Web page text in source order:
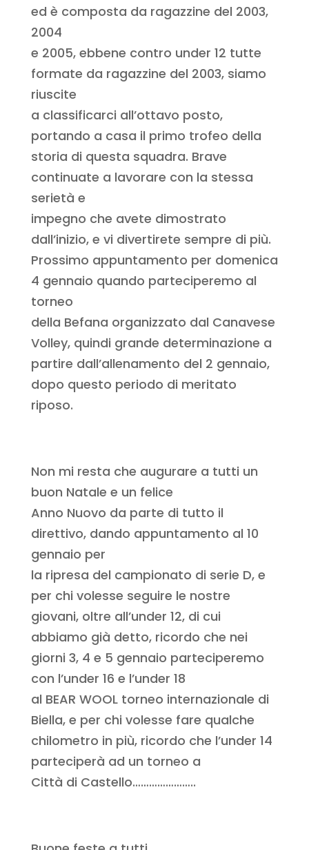
ed è composta da ragazzine del 2003,
2004
e 2005, ebbene contro under 12 tutte
formate da ragazzine del 2003, siamo
riuscite
a classificarci all’ottavo posto,
portando a casa il primo trofeo della
storia di questa squadra. Brave
continuate a lavorare con la stessa
serietà e
impegno che avete dimostrato
dall’inizio, e vi divertirete sempre di più.
Prossimo appuntamento per domenica
4 gennaio quando parteciperemo al
torneo
della Befana organizzato dal Canavese
Volley, quindi grande determinazione a
partire dall’allenamento del 2 gennaio,
dopo questo periodo di meritato
riposo.
Non mi resta che augurare a tutti un
buon Natale e un felice
Anno Nuovo da parte di tutto il
direttivo, dando appuntamento al 10
gennaio per
la ripresa del campionato di serie D, e
per chi volesse seguire le nostre
giovani, oltre all’under 12, di cui
abbiamo già detto, ricordo che nei
giorni 3, 4 e 5 gennaio parteciperemo
con l’under 16 e l’under 18
al BEAR WOOL torneo internazionale di
Biella, e per chi volesse fare qualche
chilometro in più, ricordo che l’under 14
parteciperà ad un torneo a
Città di Castello…………………..